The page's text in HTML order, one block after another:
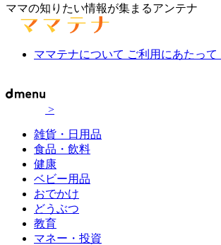
ママの知りたい情報が集まるアンテナ
ママテナについて ご利用にあたって
>
雑貨・日用品
食品・飲料
健康
ベビー用品
おでかけ
どうぶつ
教育
マネー・投資